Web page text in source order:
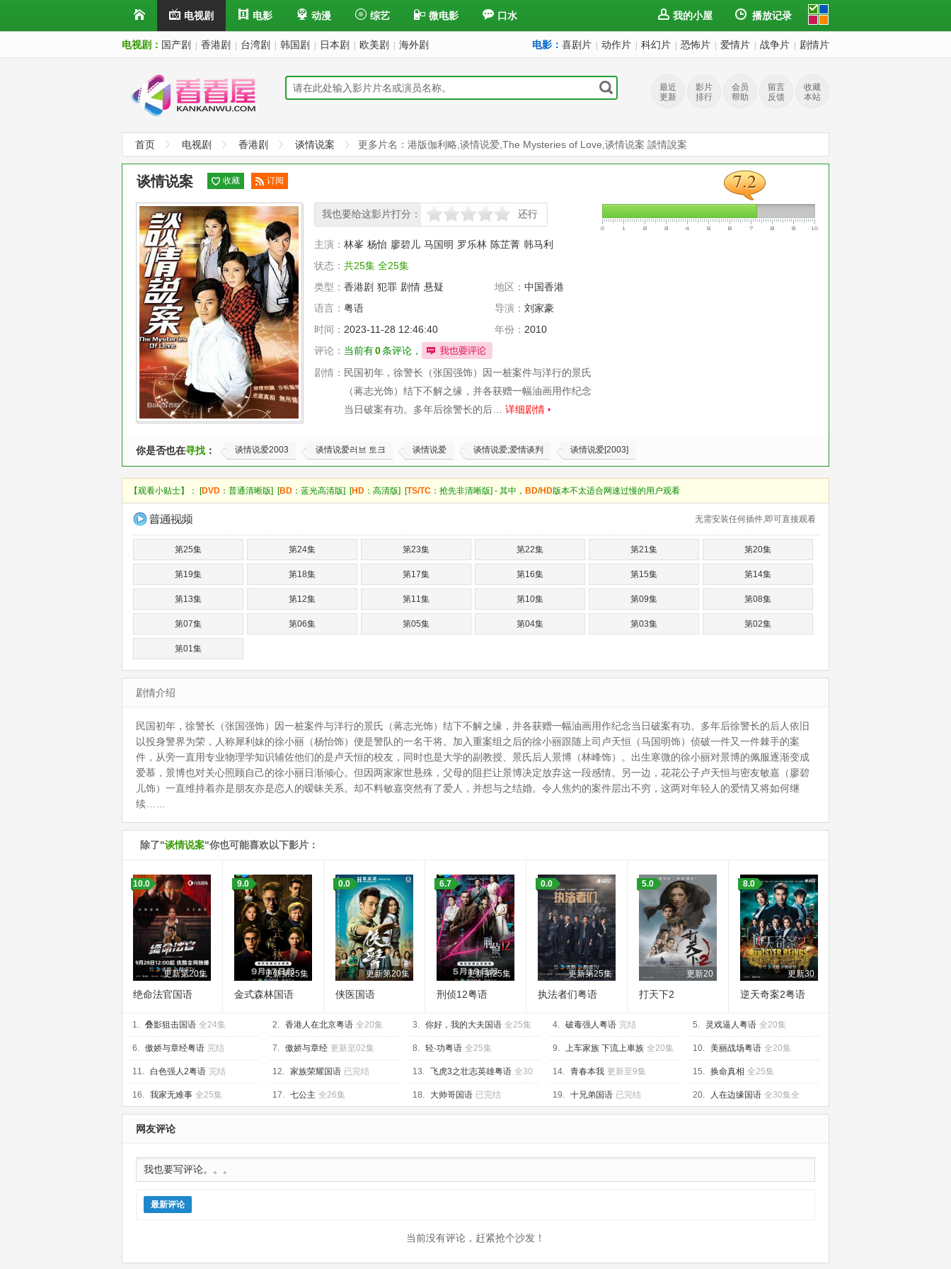
电视剧 电影 动漫 综艺 微电影 口水 我的小屋 播放记录
电视剧： 国产剧 香港剧 台湾剧 韩国剧 日本剧 欧美剧 海外剧 电影： 喜剧片 动作片 科幻片 恐怖片 爱情片 战争片 剧情片
最近
更新
影片
排行
会员
帮助
留言
反馈
收藏
本站
首页 电视剧 香港剧 谈情说案 更多片名：港版伽利略,谈情说爱,The Mysteries of Love,谈情说案 談情說案
7.2
7.2
谈情说案 收藏
订阅
阅
我也要给这影片打分：
很差较差 还行推荐 力荐 还行
主演： 林峯 杨怡 廖碧儿 马国明 罗乐林 陈芷菁 韩马利
状态： 共25集 全25集
类型： 香港剧 犯罪 剧情 悬疑 地区： 中国香港
语言： 粤语 导演： 刘家豪
时间： 2023-11-28 12:46:40 年份： 2010
评论： 当前有0条评论，
剧情： 民国初年，徐警长（张国强饰）因一桩案件与洋行的景氏
（蒋志光饰）结下不解之缘，并各获赠一幅油画用作纪念
当日破案有功。多年后徐警长的后… 详细剧情
你是否也在寻找 ： 谈情说爱2003 谈情说爱러브 토크 谈情说爱 谈情说爱;爱情谈判 谈情说爱[2003]
【观看小贴士】： [DVD ：普通清晰版] [BD ：蓝光高清版] [HD ：高清版] [TS/TC ：抢先非清晰版] - 其中， BD/HD版本不太适合网速过慢的用户观看
无需安装任何插件,即可直接观看
第25集 第24集 第23集 第22集 第21集 第20集
第19集 第18集 第17集 第16集 第15集 第14集
第13集 第12集 第11集 第10集 第09集 第08集
第07集 第06集 第05集 第04集 第03集 第02集
第01集
剧情介绍
民国初年，徐警长（张国强饰）因一桩案件与洋行的景氏（蒋志光饰）结下不解之缘，并各获赠一幅油画用作纪念当日破案有功。多年后徐警长的后人依旧
以投身警界为荣，人称犀利妹的徐小丽（杨怡饰）便是警队的一名干将。加入重案组之后的徐小丽跟随上司卢天恒（马国明饰）侦破一件又一件棘手的案
件，从旁一直用专业物理学知识辅佐他们的是卢天恒的校友，同时也是大学的副教授、景氏后人景博（林峰饰）。出生寒微的徐小丽对景博的佩服逐渐变成
爱慕，景博也对关心照顾自己的徐小丽日渐倾心。但因两家家世悬殊，父母的阻拦让景博决定放弃这一段感情。另一边，花花公子卢天恒与密友敏嘉（廖碧
儿饰）一直维持着亦是朋友亦是恋人的暧昧关系。却不料敏嘉突然有了爱人，并想与之结婚。令人焦灼的案件层出不穷，这两对年轻人的爱情又将如何继
续……
除了"谈情说案"你也可能喜欢以下影片：
更新第20集
10.0
绝命法官国语
更新第25集
9.0
金式森林国语
更新第20集
0.0
侠医国语
更新第25集
6.7
刑侦12粤语
更新第25集
0.0
执法者们粤语
更新20
5.0
打天下2
更新30
8.0
逆天奇案2粤语
1. 叠影狙击国语 全24集 2. 香港人在北京粤语 全20集 3. 你好，我的大夫国语 全25集 4. 破毒强人粤语 完结 5. 灵戏逼人粤语 全20集
6. 傲娇与章经粤语 完结 7. 傲娇与章经 更新至02集 8. 轻·功粤语 全25集 9. 上车家族 下流上車族 全20集 10. 美丽战场粤语 全20集
11. 白色强人2粤语 完结 12. 家族荣耀国语 已完结 13. 飞虎3之壮志英雄粤语 全30
集
14. 青春本我 更新至9集 15. 换命真相 全25集
16. 我家无难事 全25集 17. 七公主 全26集 18. 大帅哥国语 已完结 19. 十兄弟国语 已完结 20. 人在边缘国语 全30集全
网友评论
最新评论
当前没有评论，赶紧抢个沙发！